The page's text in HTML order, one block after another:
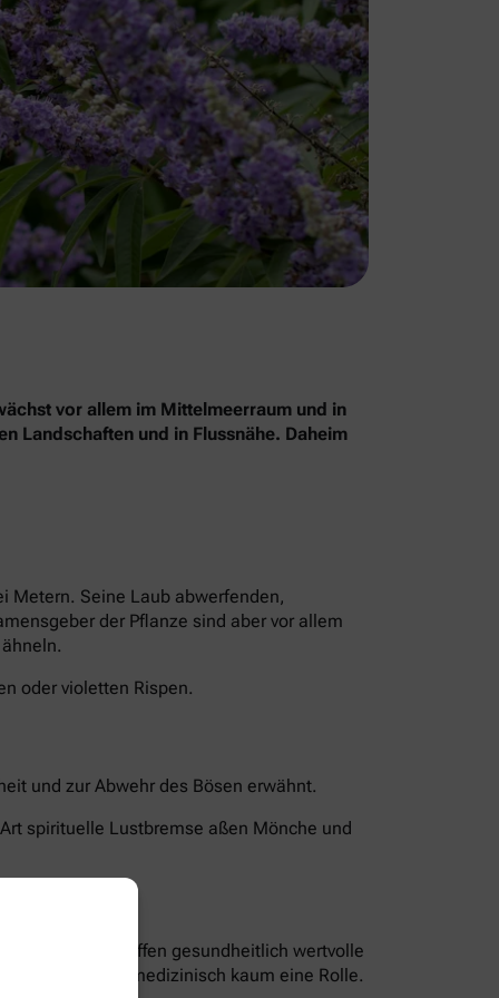
vor allem im Mittelmeerraum und in
Landschaften und in Flussnähe. Daheim
Metern. Seine Laub abwerfenden,
der Pflanze sind aber vor allem
oder violetten Rispen.
und zur Abwehr des Bösen erwähnt.
spirituelle Lustbremse aßen Mönche und
und Bitterstoffen gesundheitlich wertvolle
Blüten spielen medizinisch kaum eine Rolle.